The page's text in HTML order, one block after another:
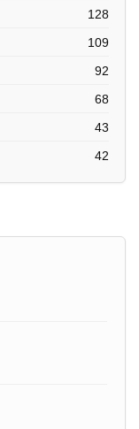
128
109
92
68
43
42